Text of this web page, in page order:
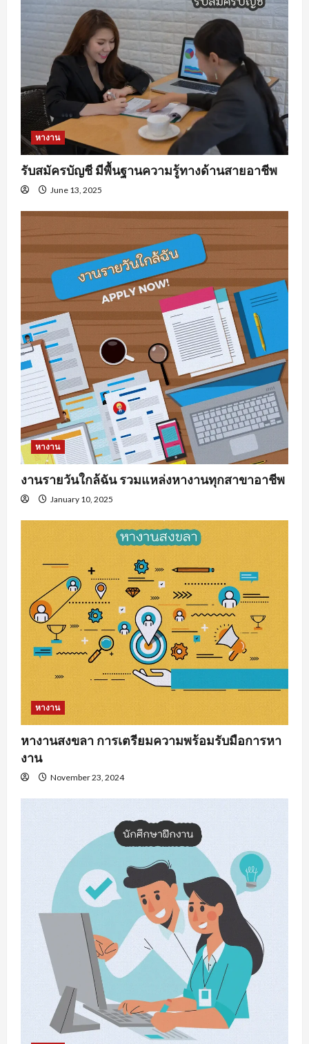
หางาน
รับสมัครบัญชี มีพื้นฐานความรู้ทางด้านสายอาชีพ
June 13, 2025
หางาน
งานรายวันใกล้ฉัน รวมแหล่งหางานทุกสาขาอาชีพ
January 10, 2025
หางาน
หางานสงขลา การเตรียมความพร้อมรับมือการหา
งาน
November 23, 2024